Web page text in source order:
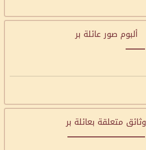
ألبوم صور عائلة بر
وثائق متعلقة بعائلة بر